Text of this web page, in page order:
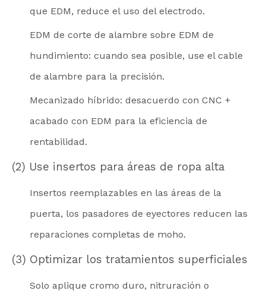
que EDM, reduce el uso del electrodo.
EDM de corte de alambre sobre EDM de
hundimiento: cuando sea posible, use el cable
de alambre para la precisión.
Mecanizado híbrido: desacuerdo con CNC +
acabado con EDM para la eficiencia de
rentabilidad.
(2) Use insertos para áreas de ropa alta
Insertos reemplazables en las áreas de la
puerta, los pasadores de eyectores reducen las
reparaciones completas de moho.
(3) Optimizar los tratamientos superficiales
Solo aplique cromo duro, nitruración o